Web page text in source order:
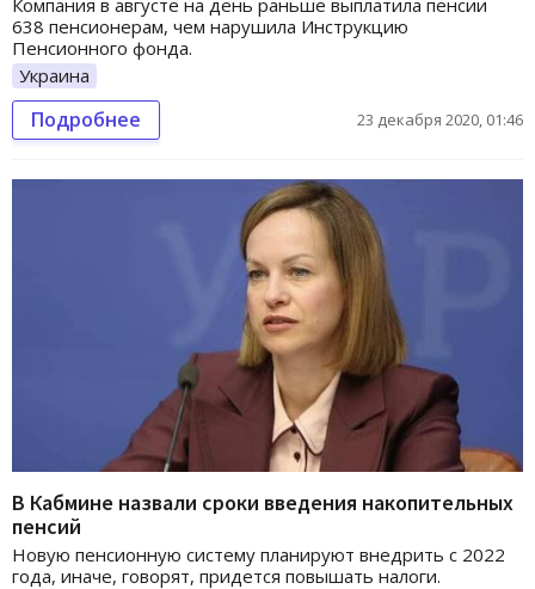
638 пенсионерам, чем нарушила Инструкцию
Пенсионного фонда.
Украина
Подробнее 23 декабря 2020, 01:46
В Кабмине назвали сроки введения накопительных
пенсий
Новую пенсионную систему планируют внедрить с 2022
года, иначе, говорят, придется повышать налоги.